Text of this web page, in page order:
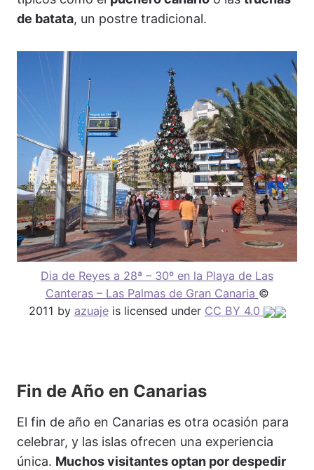
de batata, un postre tradicional.
Dia de Reyes a 28ª – 30º en la Playa de Las
Canteras – Las Palmas de Gran Canaria ©
2011 by azuajeis licensed under CC BY 4.0
Fin de Año en Canarias
El fin de año en Canarias es otra ocasión para
celebrar, y las islas ofrecen una experiencia
única. Muchos visitantes optan por despedir